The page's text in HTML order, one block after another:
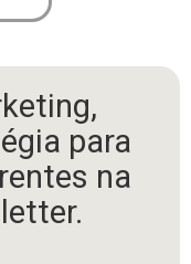
para
na